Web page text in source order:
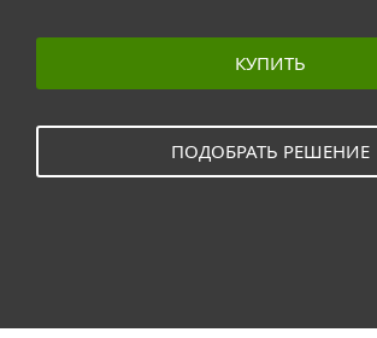
КУПИТЬ
ПОДОБРАТЬ РЕШЕНИЕ